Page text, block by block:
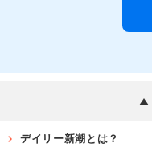
デイリー新潮とは？